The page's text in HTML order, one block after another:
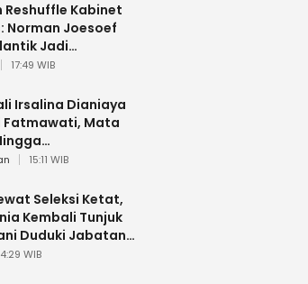
Reshuffle Kabinet
Norman Joesoef
Jadi
RI
17:49 WIB
Irsalina Dianiaya
Fatmawati, Mata
Polantas
15:11 WIB
Seleksi Ketat,
Kembali Tunjuk
Duduki Jabatan
WIB